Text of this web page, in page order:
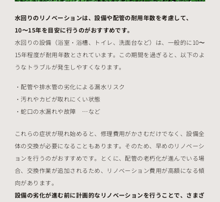
水回りのリノベーションは、設備や配管の耐用年数を考慮して、
10〜15年を目安に行うのがおすすめです。
水回りの設備（浴室・浴槽、トイレ、洗面台など）は、一般的に10〜
15年程度が耐用年数とされています。この期間を過ぎると、以下のよ
うなトラブルが発生しやすくなります。
配管や排水管の劣化による漏水リスク
汚れやカビが取れにくい状態
蛇口の水漏れや故障 …など
これらの症状が現れ始めると、修理費用がかさむだけでなく、設備全
体の交換が必要になることもあります。そのため、早めのリノベーシ
ョンを行うのがおすすめです。とくに、配管の老朽化が進んでいる場
合、交換作業が追加されるため、リノベーション費用が高額になる傾
向があります。
設備の劣化が進む前に計画的なリノベーションを行うことで、さまざ